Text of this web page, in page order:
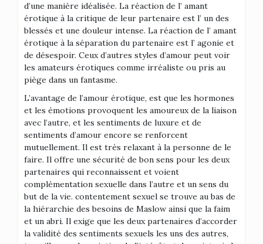
d’une manière idéalisée. La réaction de l’ amant
érotique à la critique de leur partenaire est l’ un des
blessés et une douleur intense. La réaction de l’ amant
érotique à la séparation du partenaire est l’ agonie et
de désespoir. Ceux d’autres styles d’amour peut voir
les amateurs érotiques comme irréaliste ou pris au
piège dans un fantasme.
L’avantage de l’amour érotique, est que les hormones
et les émotions provoquent les amoureux de la liaison
avec l’autre, et les sentiments de luxure et de
sentiments d’amour encore se renforcent
mutuellement. Il est très relaxant à la personne de le
faire. Il offre une sécurité de bon sens pour les deux
partenaires qui reconnaissent et voient
complémentation sexuelle dans l’autre et un sens du
but de la vie. contentement sexuel se trouve au bas de
la hiérarchie des besoins de Maslow ainsi que la faim
et un abri. Il exige que les deux partenaires d’accorder
la validité des sentiments sexuels les uns des autres,